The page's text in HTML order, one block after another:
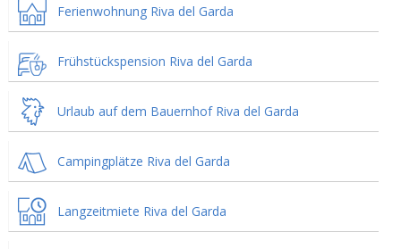
Ferienwohnung Riva del Garda
Frühstückspension Riva del Garda
Urlaub auf dem Bauernhof Riva del Garda
Campingplätze Riva del Garda
Langzeitmiete Riva del Garda